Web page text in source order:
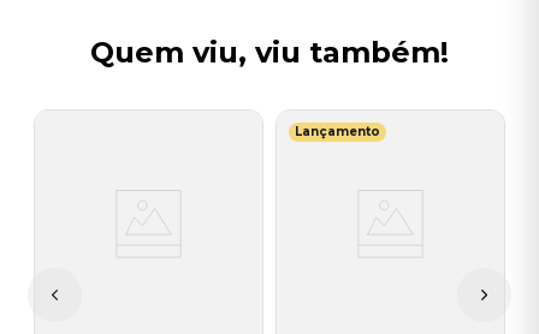
Quem viu, viu também!
Lançamento